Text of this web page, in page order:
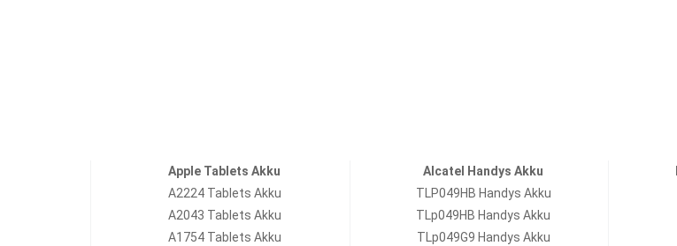
Apple Tablets Akku
A2224 Tablets Akku
A2043 Tablets Akku
A1754 Tablets Akku
Alcatel Handys Akku
TLP049HB Handys Akku
TLp049HB Handys Akku
TLp049G9 Handys Akku